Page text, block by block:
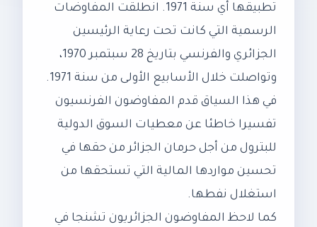
تطبيقها أي سنة 1971. انطلقت المفاوضات
الرسمية التي كانت تحت رعاية الرئيسين
الجزائري والفرنسي بتاريخ 28 سبتمبر 1970،
وتواصلت خلال الأسابيع الأولى من سنة 1971.
في هذا السياق قدم المفاوضون الفرنسيون
تفسيرا خاطئا عن معطيات السوق الدولية
للبترول من أجل حرمان الجزائر من حقها في
تحسين مواردها المالية التي تستحقها من
استغلال نفطها.
كما لاحظ المفاوضون الجزائريون تشنجا في